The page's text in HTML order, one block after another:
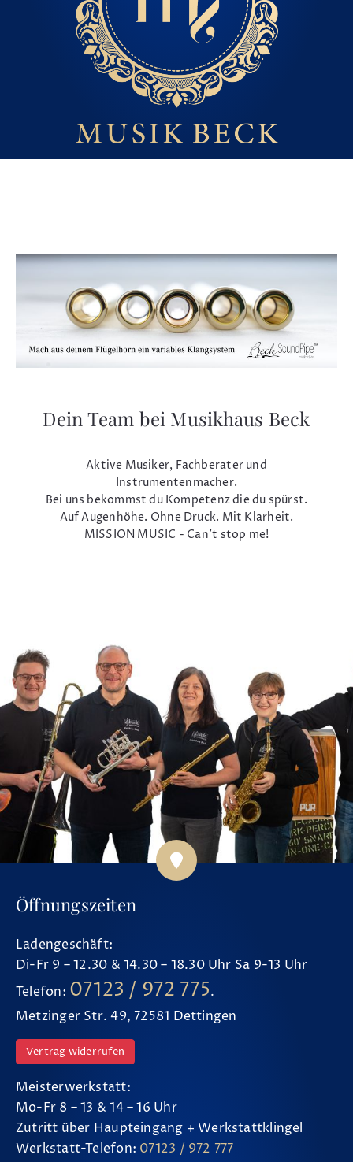
Dein Team bei Musikhaus Beck
Aktive Musiker, Fachberater und
Instrumentenmacher.
Bei uns bekommst du Kompetenz die du spürst.
Auf Augenhöhe. Ohne Druck. Mit Klarheit.
MISSION MUSIC - Can't stop me!
Öffnungszeiten
Ladengeschäft:
Di-Fr 9 – 12.30 & 14.30 – 18.30 Uhr Sa 9-13 Uhr
Telefon: 07123 / 972 775.
Metzinger Str. 49, 72581 Dettingen
Vertrag widerrufen
Meisterwerkstatt:
Mo-Fr 8 – 13 & 14 – 16 Uhr
Zutritt über Haupteingang + Werkstattklingel
Werkstatt-Telefon: 07123 / 972 777